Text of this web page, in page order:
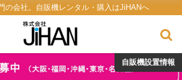
の会社。自販機レンタル・購入はJiHANへ
自販機設置情報